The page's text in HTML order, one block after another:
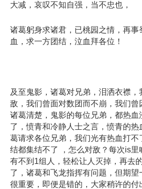
大减，哀叹不知自强，当不忠也，
诸葛躬身求诸君，已桃园之情，再事
血，求一方团结，泣血拜各位！
及至鬼影，诸葛对兄弟，泪洒衣襟
敌，我们曾面对数团而不崩，我们曾
诸葛清楚，鬼影的每位兄弟，都热血
了，愤青和冷静人士之言，愤青的
葛请求各位兄弟，我们光有热血打不
结都集结不了 ，怎么对敌？每次is里
有不到1组人，轻松让人灭掉，再去
了，诸葛和飞龙指挥有问题，但期
很重要，即便是错的，大家稍许的付